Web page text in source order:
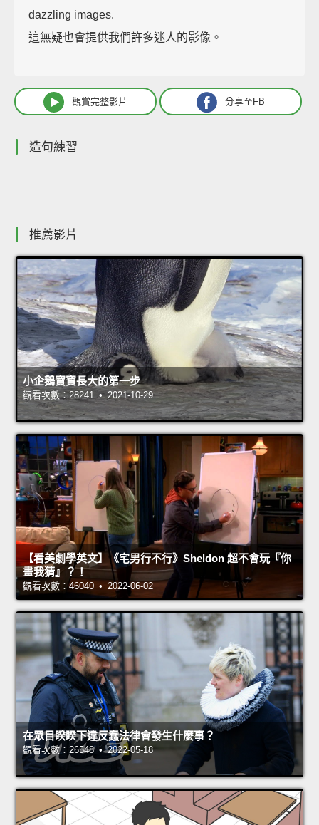
dazzling images.
這無疑也會提供我們許多迷人的影像。
觀賞完整影片 分享至FB
造句練習
推薦影片
小企鵝寶寶長大的第一步
觀看次數：28241 • 2021-10-29
【看美劇學英文】《宅男行不行》Sheldon 超不會玩『你
畫我猜』？！
觀看次數：46040 • 2022-06-02
在眾目睽睽下違反蠢法律會發生什麼事？
觀看次數：26548 • 2022-05-18